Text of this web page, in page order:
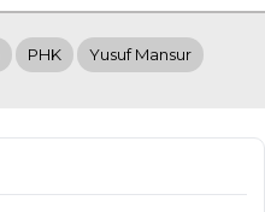
PHK Yusuf Mansur